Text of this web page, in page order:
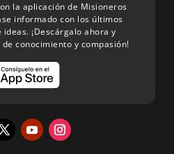
la aplicación de Misioneros
informado con los últimos
¡Descárgalo ahora y
conocimiento y compasión!